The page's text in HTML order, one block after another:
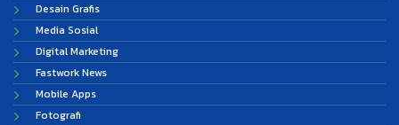
Desain Grafis
Media Sosial
Digital Marketing
Fastwork News
Mobile Apps
Fotografi